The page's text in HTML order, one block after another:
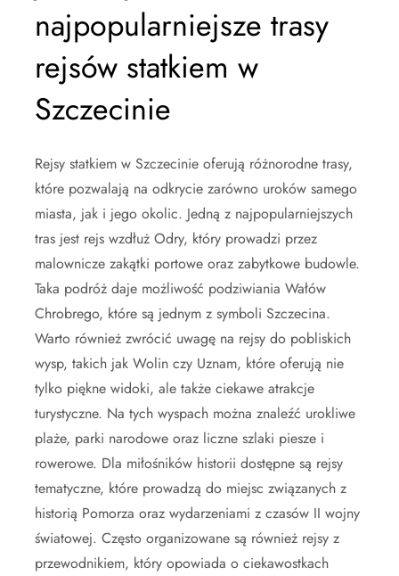
najpopularniejsze trasy
rejsów statkiem w
Szczecinie
Rejsy statkiem w Szczecinie oferują różnorodne trasy,
które pozwalają na odkrycie zarówno uroków samego
miasta, jak i jego okolic. Jedną z najpopularniejszych
tras jest rejs wzdłuż Odry, który prowadzi przez
malownicze zakątki portowe oraz zabytkowe budowle.
Taka podróż daje możliwość podziwiania Wałów
Chrobrego, które są jednym z symboli Szczecina.
Warto również zwrócić uwagę na rejsy do pobliskich
wysp, takich jak Wolin czy Uznam, które oferują nie
tylko piękne widoki, ale także ciekawe atrakcje
turystyczne. Na tych wyspach można znaleźć urokliwe
plaże, parki narodowe oraz liczne szlaki piesze i
rowerowe. Dla miłośników historii dostępne są rejsy
tematyczne, które prowadzą do miejsc związanych z
historią Pomorza oraz wydarzeniami z czasów II wojny
światowej. Często organizowane są również rejsy z
przewodnikiem, który opowiada o ciekawostkach